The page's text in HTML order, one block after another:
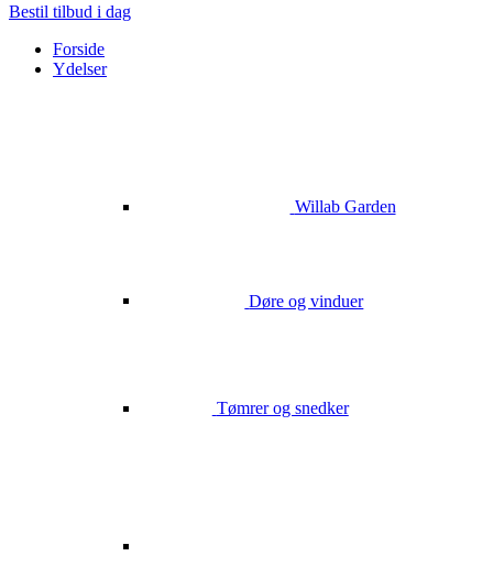
Bestil tilbud i dag
Forside
Ydelser
Willab Garden
Døre og vinduer
Tømrer og snedker